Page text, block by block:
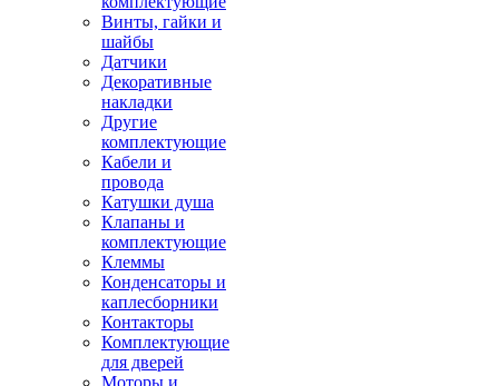
Винты, гайки и
шайбы
Датчики
Декоративные
накладки
Другие
комплектующие
Кабели и
провода
Катушки душа
Клапаны и
комплектующие
Клеммы
Конденсаторы и
каплесборники
Контакторы
Комплектующие
для дверей
Моторы и